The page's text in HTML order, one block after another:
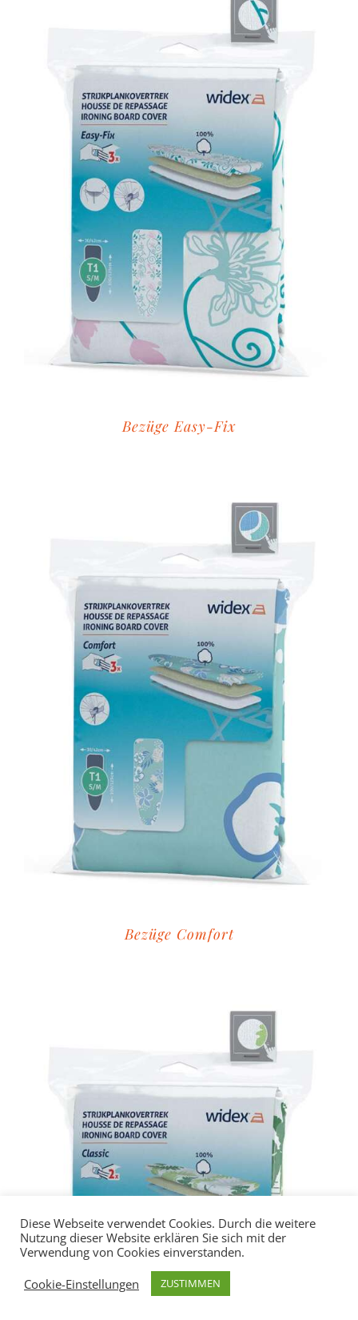
Bezüge Easy-Fix
Bezüge Comfort
Diese Webseite verwendet Cookies. Durch die weitere
Nutzung dieser Website erklären Sie sich mit der
Verwendung von Cookies einverstanden.
Cookie-Einstellungen
ZUSTIMMEN